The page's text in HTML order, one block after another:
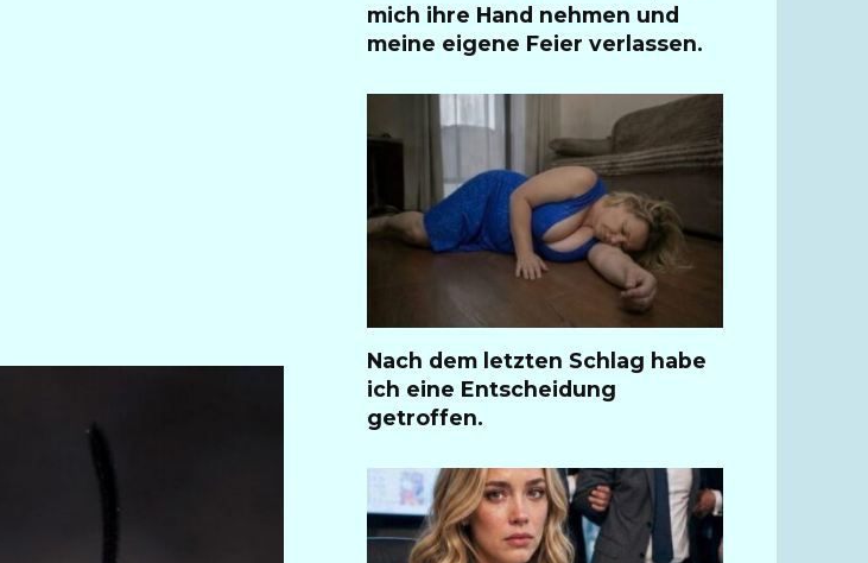
mich ihre Hand nehmen und
meine eigene Feier verlassen.
Nach dem letzten Schlag habe
ich eine Entscheidung
getroffen.